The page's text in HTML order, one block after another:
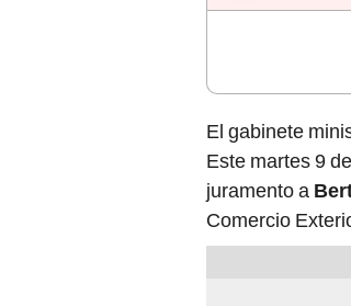
El gabinete
Este martes 9
juramento a
Comercio